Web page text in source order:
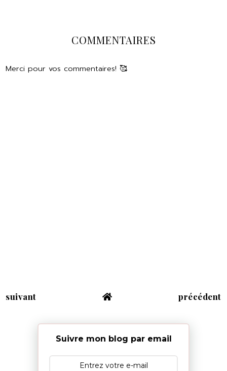
COMMENTAIRES
Merci pour vos commentaires! 🥰
suivant précédent
Suivre mon blog par email